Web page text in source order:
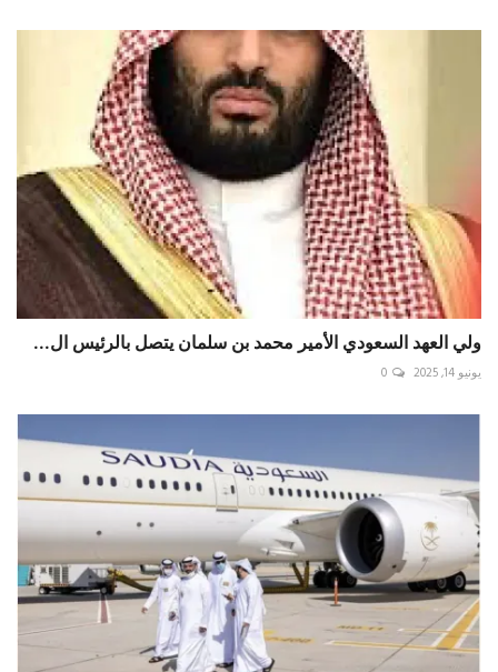
يونيو 14, 2025 0